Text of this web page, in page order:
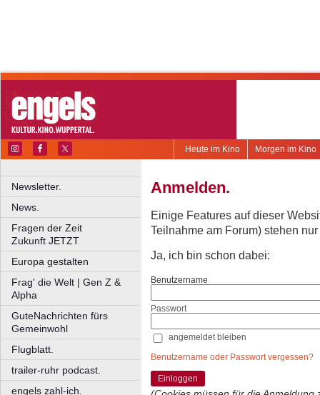
Morgen im Kino
Heute im Kino
Newsletter.
News.
Fragen der Zeit
Zukunft JETZT
Europa gestalten
Frag' die Welt | Gen Z &
Alpha
GuteNachrichten fürs
Gemeinwohl
Flugblatt.
trailer-ruhr podcast.
engels zahl-ich.
Anmelden.
Einige Features auf dieser
Teilnahme am Forum) stehen
Ja, ich bin schon dabei:
Benutzername
Passwort
angemeldet bleiben
Benutzername oder Passwort vergessen?
Einloggen